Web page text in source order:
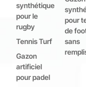
synthétique
pour le
rugby
Tennis Turf
Gazon
artificiel
pour padel
pour
de
sans